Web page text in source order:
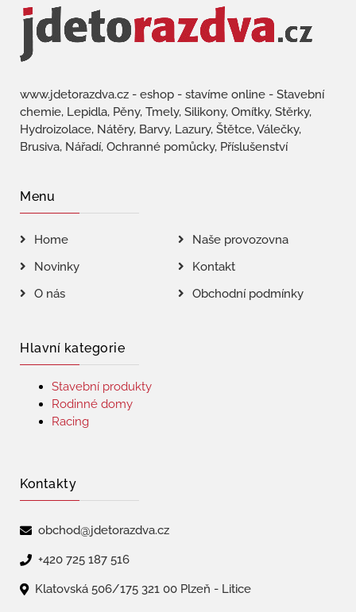
www.jdetorazdva.cz - eshop - stavíme online - Stavební
chemie, Lepidla, Pěny, Tmely, Silikony, Omítky, Stěrky,
Hydroizolace, Nátěry, Barvy, Lazury, Štětce, Válečky,
Brusiva, Nářadí, Ochranné pomůcky, Příslušenství
Menu
Home
Naše provozovna
Novinky
Kontakt
O nás
Obchodní podmínky
Hlavní kategorie
Stavební produkty
Rodinné domy
Racing
Kontakty
obchod@jdetorazdva.cz
+420 725 187 516
Klatovská 506/175 321 00 Plzeň - Litice